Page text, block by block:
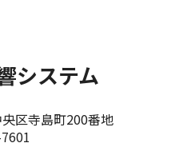
システム
区寺島町200番地